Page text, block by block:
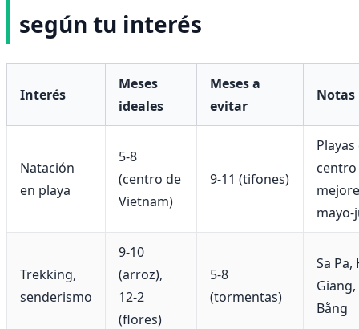
según tu interés
Interés
Meses
ideales
Meses a
evitar
Notas
Natación
en playa
5-8
(centro de
Vietnam)
9-11 (tifones)
centro
mayo-
Trekking,
senderismo
9-10
(arroz),
12-2
(flores)
5-8
(tormentas)
Sa Pa,
Giang,
Bằng